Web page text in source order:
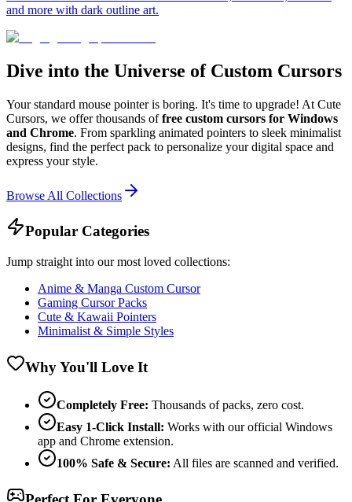
and more with dark outline art.
Dive into the Universe of Custom Cursors
Your standard mouse pointer is boring. It's time to upgrade! At Cute
Cursors, we offer thousands offree custom cursors for Windows
and Chrome. From sparkling animated pointers to sleek minimalist
designs, find the perfect pack to personalize your digital space and
express your style.
Browse All Collections
Popular Categories
Jump straight into our most loved collections:
Anime & Manga Custom Cursor
Gaming Cursor Packs
Cute & Kawaii Pointers
Minimalist & Simple Styles
Why You'll Love It
Completely Free: Thousands of packs, zero cost.
Easy 1-Click Install: Works with our official Windows
app and Chrome extension.
100% Safe & Secure: All files are scanned and verified.